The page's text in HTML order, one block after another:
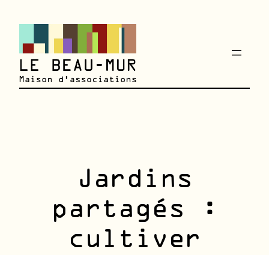
contenu
Jardins
partagés :
cultiver